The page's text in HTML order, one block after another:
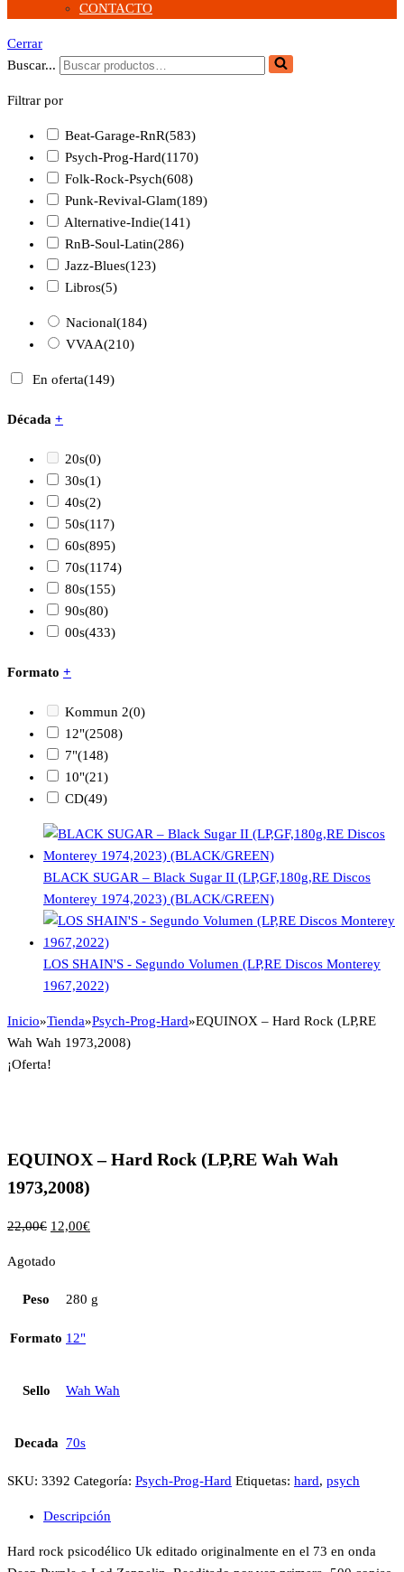
CONTACTO
Cerrar
Buscar...
Filtrar por
Beat-Garage-RnR(583)
Psych-Prog-Hard(1170)
Folk-Rock-Psych(608)
Punk-Revival-Glam(189)
Alternative-Indie(141)
RnB-Soul-Latin(286)
Jazz-Blues(123)
Libros(5)
Nacional(184)
VVAA(210)
En oferta(149)
Década +
20s(0)
30s(1)
40s(2)
50s(117)
60s(895)
70s(1174)
80s(155)
90s(80)
00s(433)
Formato +
Kommun 2(0)
12"(2508)
7"(148)
10"(21)
CD(49)
BLACK SUGAR – Black Sugar II (LP,GF,180g,RE Discos
Monterey 1974,2023) (BLACK/GREEN)
LOS SHAIN'S - Segundo Volumen (LP,RE Discos Monterey
1967,2022)
Inicio»Tienda»Psych-Prog-Hard»EQUINOX – Hard Rock (LP,RE
Wah Wah 1973,2008)
¡Oferta!
EQUINOX – Hard Rock (LP,RE Wah Wah
1973,2008)
22,00€ 12,00€
Agotado
Peso 280 g
Formato 12"
Sello Wah Wah
Decada 70s
SKU: 3392 Categoría: Psych-Prog-Hard Etiquetas: hard, psych
Descripción
Hard rock psicodélico Uk editado originalmente en el 73 en onda